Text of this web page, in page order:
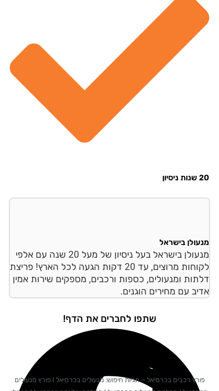
בישראל
מנעולן בישראל בעל ניסיון של מעל 20 שנה עם אלפי
לקוחות מרוצים, עד 20 דקות הגעה לכל הארץ! פריצת
ומנעולים, כספות ורכבים, מספקים שירות אמין
עם מחירים הוגנים.
שתפו לחברים את הדף!
פורץ רכבים בכרמיאל – תגיות חיפוש: מנעולים בכרמיאל I פורץ מנעולים